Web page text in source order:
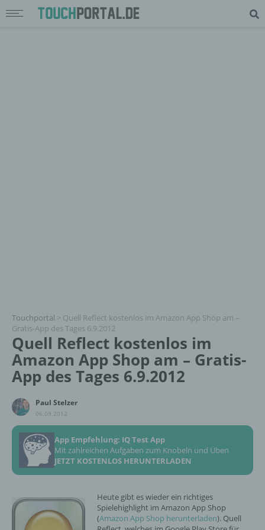
Touchportal > Quell Reflect kostenlos im Amazon App Shop am –
Gratis-App des Tages 6.9.2012
Quell Reflect kostenlos im
Amazon App Shop am – Gratis-
App des Tages 6.9.2012
Paul Stelzer
06.09.2012
App Empfehlung: IQ Test App
Mit zahlreichen Aufgaben zum Knobeln und Üben
JETZT KOSTENLOS HERUNTERLADEN
Heute gibt es wieder ein richtiges
Spielehighlight im Amazon App Shop
(Amazon App Shop herunterladen). Quell